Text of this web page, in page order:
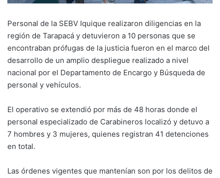
Personal de la SEBV Iquique realizaron diligencias en la
región de Tarapacá y detuvieron a 10 personas que se
encontraban prófugas de la justicia fueron en el marco del
desarrollo de un amplio despliegue realizado a nivel
nacional por el Departamento de Encargo y Búsqueda de
personal y vehículos.
El operativo se extendió por más de 48 horas donde el
personal especializado de Carabineros localizó y detuvo a
7 hombres y 3 mujeres, quienes registran 41 detenciones
en total.
Las órdenes vigentes que mantenían son por los delitos de